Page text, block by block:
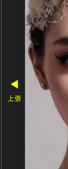
◀
上張